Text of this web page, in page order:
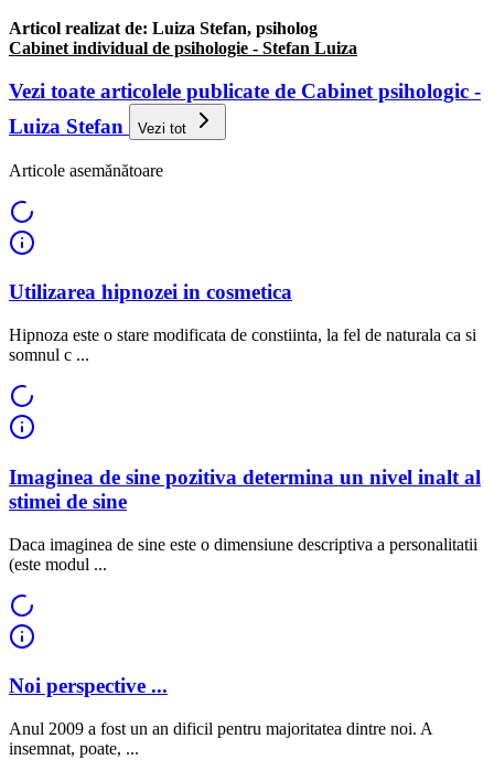
Articol realizat de: Luiza Stefan, psiholog
Cabinet individual de psihologie - Stefan Luiza
Vezi toate articolele publicate de Cabinet psihologic -
Luiza Stefan
Vezi tot
Articole asemănătoare
Utilizarea hipnozei in cosmetica
Hipnoza este o stare modificata de constiinta, la fel de naturala ca si
somnul c ...
Imaginea de sine pozitiva determina un nivel inalt al
stimei de sine
Daca imaginea de sine este o dimensiune descriptiva a personalitatii
(este modul ...
Noi perspective ...
Anul 2009 a fost un an dificil pentru majoritatea dintre noi. A
insemnat, poate, ...